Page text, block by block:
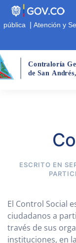
pública | Atención y
Contraloría
de San Andrés,
ESCRITO EN
El Control Social
ciudadanos a
través de sus
instituciones, en